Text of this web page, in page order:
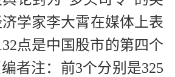
学家李大霄在媒体上表
点是中国股市的第四个
者注：前3个分别是325